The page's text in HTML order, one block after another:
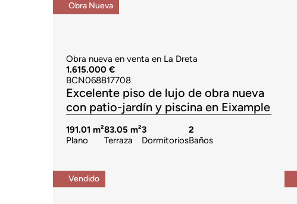
Obra Nueva
Obra nueva en venta en La Dreta
1.615.000 €
BCN068817708
Excelente piso de lujo de obra nueva
con patio-jardín y piscina en Eixample
191.01 m²
Plano
83.05 m²
Terraza
3
Dormitorios
2
Baños
Vendido